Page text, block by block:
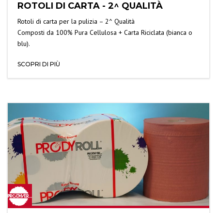
ROTOLI DI CARTA - 2^ QUALITÀ
Rotoli di carta per la pulizia – 2^ Qualità
Composti da 100% Pura Cellulosa + Carta Riciclata (bianca o
blu).
SCOPRI DI PIÙ